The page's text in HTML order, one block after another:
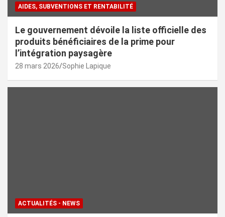
AIDES, SUBVENTIONS ET RENTABILITÉ
Le gouvernement dévoile la liste officielle des
produits bénéficiaires de la prime pour
l’intégration paysagère
28 mars 2026 Sophie Lapique
ACTUALITÉS - NEWS